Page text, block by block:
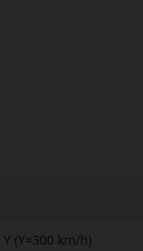
Y (Y=300 km/h)